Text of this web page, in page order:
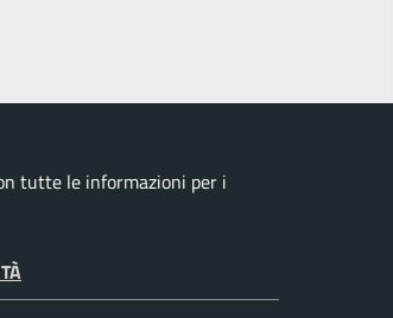
tutte le informazioni per i